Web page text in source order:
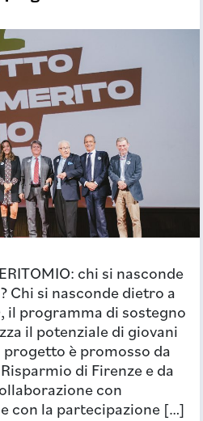
chi si nasconde
Chi si nasconde dietro a
il programma di sostegno
il potenziale di giovani
è promosso da
di Firenze e da
con
con la partecipazione […]